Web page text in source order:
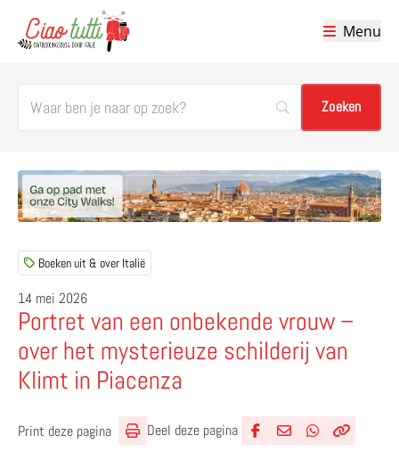
Menu
Boeken uit & over Italië
14 mei 2026
Portret van een onbekende vrouw –
over het mysterieuze schilderij van
Klimt in Piacenza
Print deze pagina Deel deze pagina